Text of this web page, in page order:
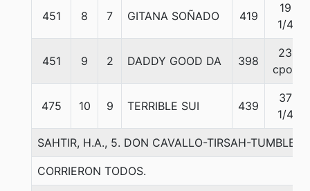
451 8 7 GITANA SOÑADO 419
19
1/4
451 9 2 DADDY GOOD DA 398
23
cpos
475 10 9 TERRIBLE SUI 439
37
1/4
SAHTIR, H.A., 5. DON CAVALLO-TIRSAH-
CORRIERON TODOS.